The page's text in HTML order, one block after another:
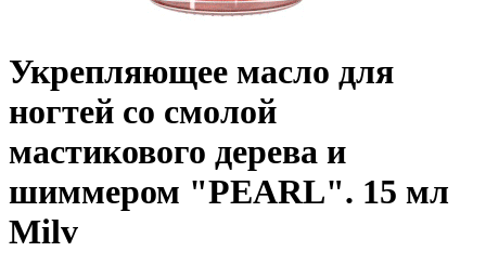
Укрепляющее масло для
ногтей со смолой
мастикового дерева и
шиммером "PEARL". 15 мл
Milv